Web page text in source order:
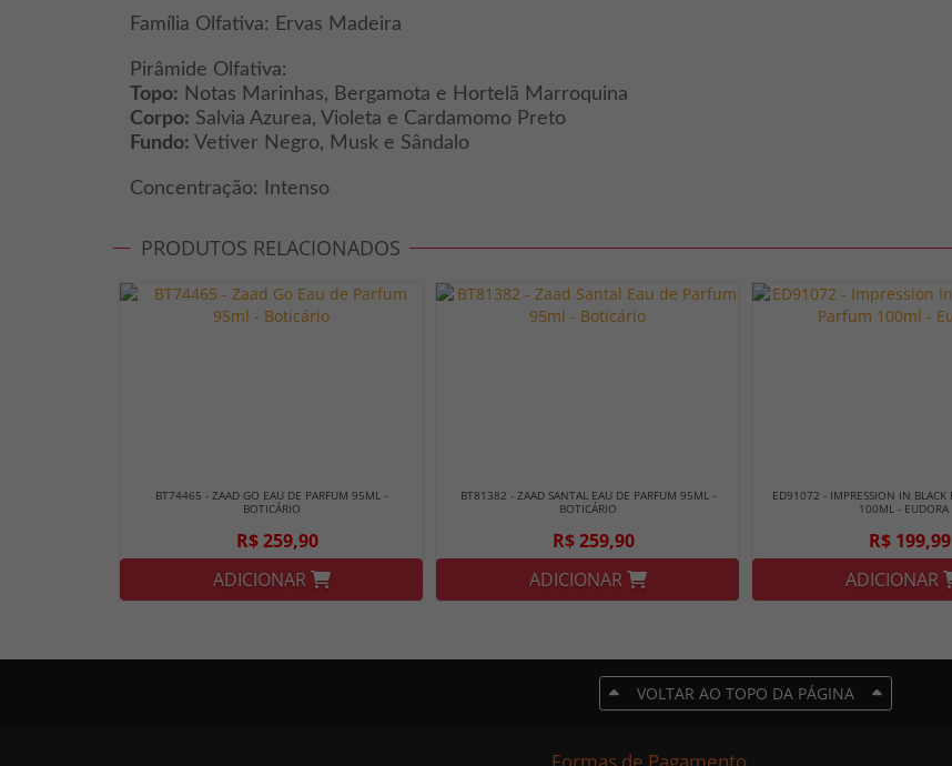
Família Olfativa: Ervas Madeira
Pirâmide Olfativa:
Topo: Notas Marinhas, Bergamota e Hortelã Marroquina
Corpo: Salvia Azurea, Violeta e Cardamomo Preto
Fundo: Vetiver Negro, Musk e Sândalo
Concentração: Intenso
PRODUTOS RELACIONADOS
BT74465 - ZAAD GO EAU DE PARFUM 95ML -
BOTICÁRIO
R$ 259,90
ADICIONAR
BT81382 - ZAAD SANTAL EAU DE PARFUM 95ML -
BOTICÁRIO
R$ 259,90
ADICIONAR
ED91072 - IMPRESSION IN BLACK
100ML - EUDORA
R$ 199,99
ADICIONAR
VOLTAR AO TOPO DA PÁGINA